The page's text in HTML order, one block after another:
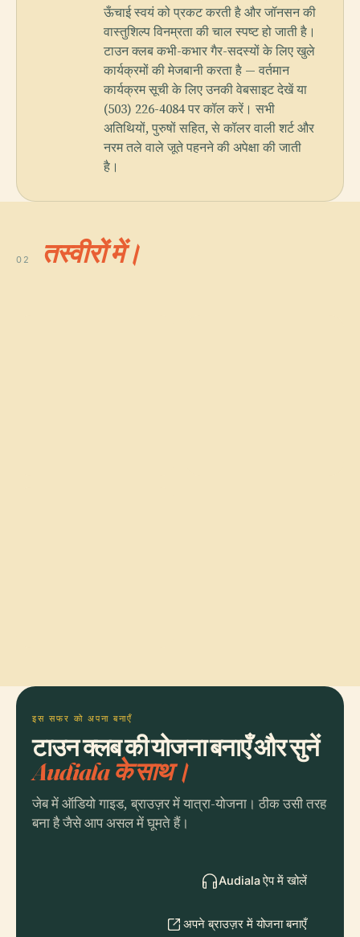
ऊँचाई स्वयं को प्रकट करती है और जॉनसन की
वास्तुशिल्प विनम्रता की चाल स्पष्ट हो जाती है।
टाउन क्लब कभी-कभार गैर-सदस्यों के लिए खुले
कार्यक्रमों की मेजबानी करता है — वर्तमान
कार्यक्रम सूची के लिए उनकी वेबसाइट देखें या
(503) 226-4084 पर कॉल करें। सभी
अतिथियों, पुरुषों सहित, से कॉलर वाली शर्ट और
नरम तले वाले जूते पहनने की अपेक्षा की जाती
है।
02 तस्वीरों में।
इस सफर को अपना बनाएँ
टाउन क्लब की योजना बनाएँ और सुनें
Audiala के साथ।
जेब में ऑडियो गाइड, ब्राउज़र में यात्रा-योजना। ठीक उसी तरह
बना है जैसे आप असल में घूमते हैं।
Audiala ऐप में खोलें
अपने ब्राउज़र में योजना बनाएँ